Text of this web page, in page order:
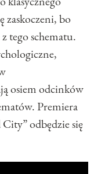
zaskoczeni, bo
tego schematu.
osiem odcinków
Premiera
odbędzie się